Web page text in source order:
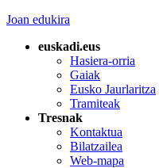
Joan edukira
euskadi.eus
Hasiera-orria
Gaiak
Eusko Jaurlaritza
Tramiteak
Tresnak
Kontaktua
Bilatzailea
Web-mapa